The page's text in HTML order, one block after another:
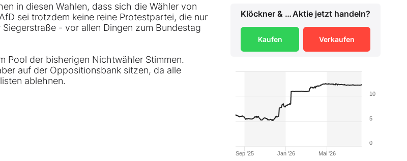
in diesen Wahlen, dass sich die Wähler von
sei trotzdem keine reine Protestpartei, die nur
- vor allen Dingen zum Bundestag
Pool der bisherigen Nichtwähler Stimmen.
auf der Oppositionsbank sitzen, da alle
ablehnen.
Klöckner & Co Aktie jetzt handeln?
Kaufen Verkaufen
Jan '26
Sep '25 Mai '26
0
5
10